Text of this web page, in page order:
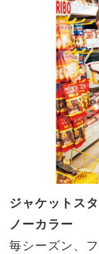
ジャケットス
ノーカラー
毎シーズン、